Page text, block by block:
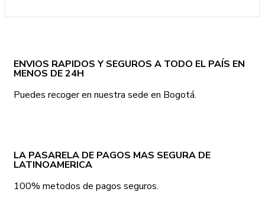
ENVIOS RAPIDOS Y SEGUROS A TODO EL PAÍS EN
MENOS DE 24H
Puedes recoger en nuestra sede en Bogotá.
LA PASARELA DE PAGOS MAS SEGURA DE
LATINOAMERICA
100% metodos de pagos seguros.